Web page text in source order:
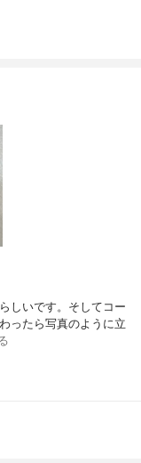
しいです。そしてコー
ったら写真のように立